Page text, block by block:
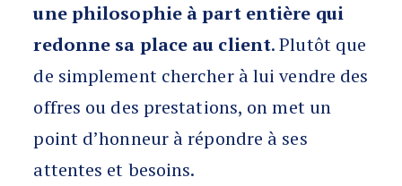
une philosophie à part entière qui
redonne sa place au client. Plutôt que
de simplement chercher à lui vendre des
offres ou des prestations, on met un
point d’honneur à répondre à ses
attentes et besoins.